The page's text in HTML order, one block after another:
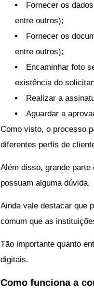
Fornecer os
entre outros);
Fornecer os
entre outros);
Encaminhar foto
existência do
Realizar a
Aguardar a
Como visto, o processo
diferentes perfis de
Além disso, grande
possuam alguma dúvida.
Ainda vale destacar que
comum que as
Tão importante quanto
digitais.
Como funciona a